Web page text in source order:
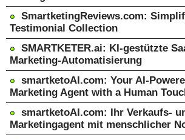
SmartketingReviews.com:
Testimonial Collection
SMARTKETER.ai: KI-gestützte
Marketing-Automatisierung
smartketoAI.com: Your AI-
Marketing Agent with a Human
smartketoAI.com: Ihr Verkaufs-
Marketingagent mit menschlicher